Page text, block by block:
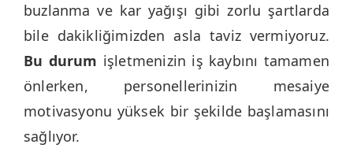
buzlanma ve kar yağışı gibi zorlu şartlarda
bile dakikliğimizden asla taviz vermiyoruz.
Bu durum işletmenizin iş kaybını tamamen
önlerken, personellerinizin mesaiye
motivasyonu yüksek bir şekilde başlamasını
sağlıyor.